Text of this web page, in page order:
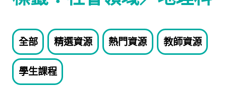
全部 精選資源 熱門資源 教師資源
學生課程